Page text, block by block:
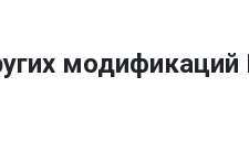
модификаций